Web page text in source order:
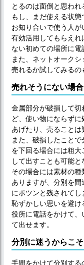
とるのは面倒と思われ
もし、まだ使える状
お知り合いで使う人が
有効活用してもらえ
ない初めての場所に電
また、ネットオーク
売れるか試してみるの
売れそうにない場
金属部分が破損して
ど、使い物にならず
あげたり、売ることは
また、破損したこと
を下回る場合には粗
して出すことも可能と
その場合には素材の
ありますが、分別を
にポツンと残されてし
恥ずかしい思いを避
役所に電話をかけて、
て出せます。
分別に迷うからこ
手間をかけて分別する